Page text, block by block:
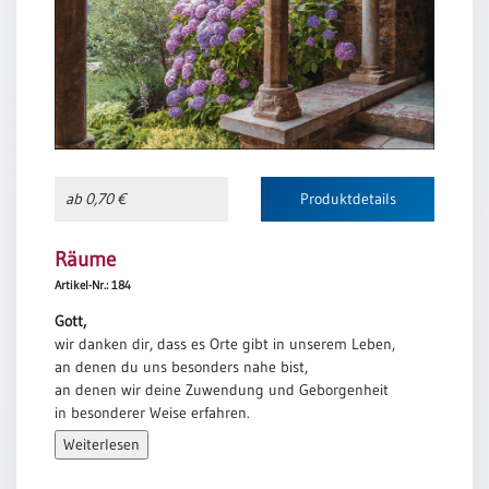
ab 0,70 € Produktdetails
Räume
Artikel-Nr.: 184
Gott,
wir danken dir, dass es Orte gibt in unserem Leben,
an denen du uns besonders nahe bist,
an denen wir deine Zuwendung und Geborgenheit
in besonderer Weise erfahren.
Wir danken dir, dass um dein Wort herum
Räume gebaut sind, in denen Menschen aufatmen
Weiterlesen